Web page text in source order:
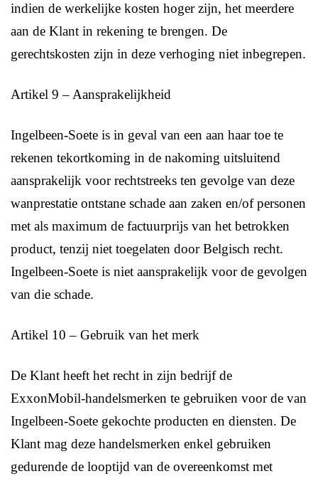
indien de werkelijke kosten hoger zijn, het meerdere
aan de Klant in rekening te brengen. De
gerechtskosten zijn in deze verhoging niet inbegrepen.
Artikel 9 – Aansprakelijkheid
Ingelbeen-Soete is in geval van een aan haar toe te
rekenen tekortkoming in de nakoming uitsluitend
aansprakelijk voor rechtstreeks ten gevolge van deze
wanprestatie ontstane schade aan zaken en/of personen
met als maximum de factuurprijs van het betrokken
product, tenzij niet toegelaten door Belgisch recht.
Ingelbeen-Soete is niet aansprakelijk voor de gevolgen
van die schade.
Artikel 10 – Gebruik van het merk
De Klant heeft het recht in zijn bedrijf de
ExxonMobil-handelsmerken te gebruiken voor de van
Ingelbeen-Soete gekochte producten en diensten. De
Klant mag deze handelsmerken enkel gebruiken
gedurende de looptijd van de overeenkomst met